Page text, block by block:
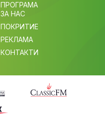
ПРОГРАМА
ЗА НАС
ПОКРИТИЕ
РЕКЛАМА
КОНТАКТИ